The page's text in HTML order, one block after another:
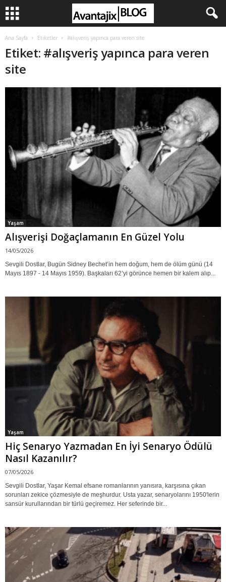
Ana Sayfa Etiketler #alışveriş yapınca para veren site
Etiket: #alışveriş yapınca para veren
site
Yaşam
Alışverişi Doğaçlamanın En Güzel Yolu
14/05/2026
Sevgili Dostlar, Bugün Sidney Bechet’in hem doğum, hem de ölüm günü (14
Mayıs 1897 - 14 Mayıs 1959). Başkaları 62’yi görünce hemen bir kalem alıp...
Yaşam
Hiç Senaryo Yazmadan En İyi Senaryo Ödülü
Nasıl Kazanılır?
07/05/2026
Sevgili Dostlar, Yaşar Kemal efsane romanlarının yanısıra, karşısına çıkan
sorunları zekice çözmesiyle de meşhurdur. Usta yazar, senaryolarını 1950'lerin
sansür kurullarından bir türlü geçiremez. Her seferinde bir...